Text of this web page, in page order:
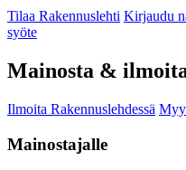
Tilaa Rakennuslehti Kirjaudu
syöte
Mainosta &
Ilmoita Rakennuslehdessä
Mainostajalle